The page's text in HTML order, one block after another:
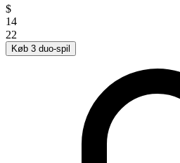
$
14
22
Køb 3 duo-spil